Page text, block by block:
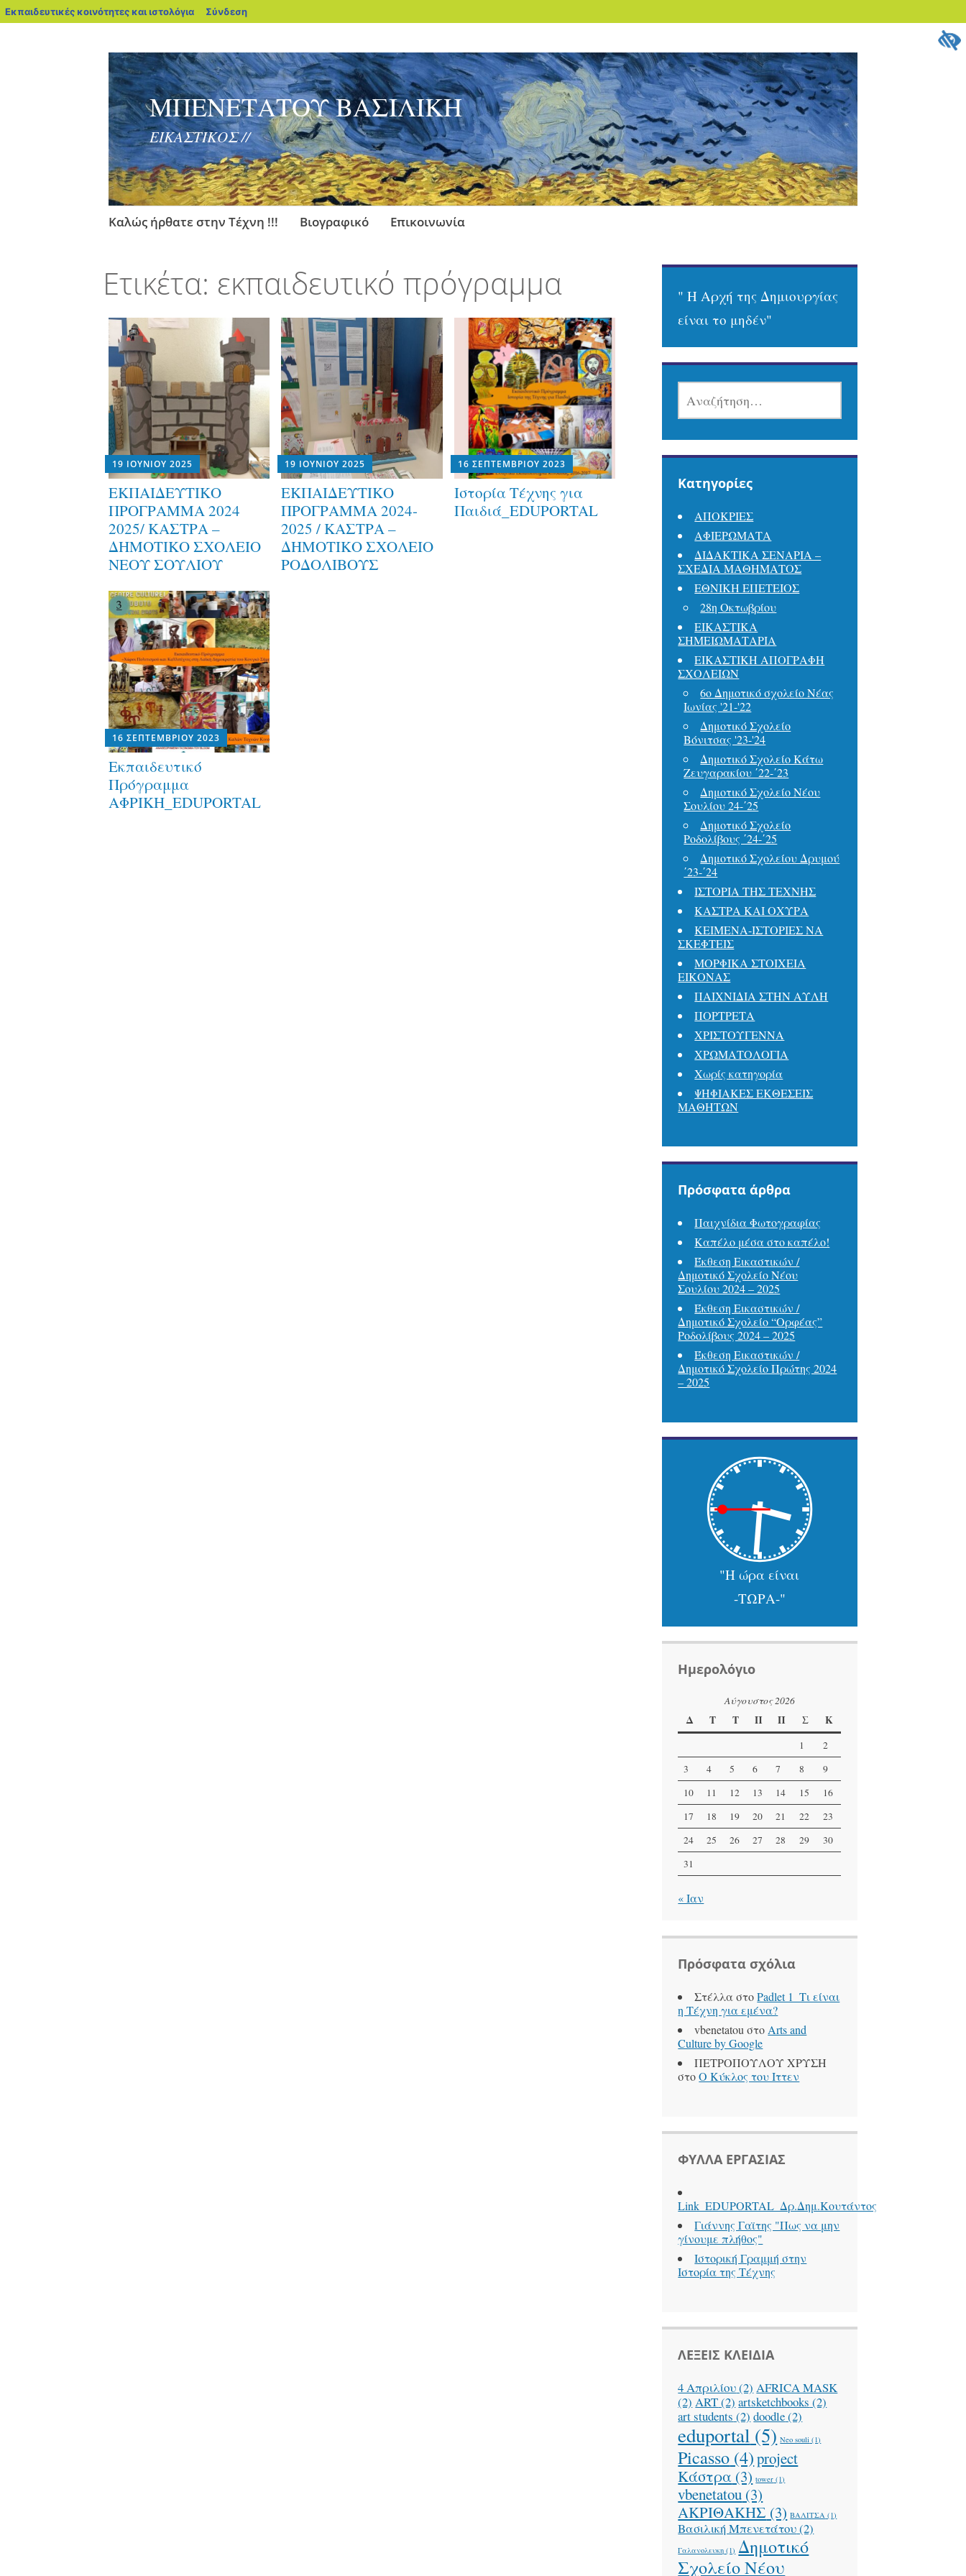
Εκπαιδευτικές κοινότητες και ιστολόγια blogs.sch.gr
Σύνδεση
ΜΠΕΝΕΤΑΤΟΥ ΒΑΣΙΛΙΚΗ
ΕΙΚΑΣΤΙΚΟΣ //
Μετάβαση
Καλώς ήρθατε στην Τέχνη !!! Βιογραφικό Επικοινωνία
Ετικέτα: εκπαιδευτικό πρόγραμμα
19 ΙΟΥΝΊΟΥ 2025
ΕΚΠΑΙΔΕΥΤΙΚΟ
ΠΡΟΓΡΑΜΜΑ 2024
2025/ ΚΑΣΤΡΑ –
ΔΗΜΟΤΙΚΟ ΣΧΟΛΕΙΟ
ΝΕΟΥ ΣΟΥΛΙΟΥ
19 ΙΟΥΝΊΟΥ 2025
ΕΚΠΑΙΔΕΥΤΙΚΟ
ΠΡΟΓΡΑΜΜΑ 2024-
2025 / ΚΑΣΤΡΑ –
ΔΗΜΟΤΙΚΟ ΣΧΟΛΕΙΟ
ΡΟΔΟΛΙΒΟΥΣ
16 ΣΕΠΤΕΜΒΡΊΟΥ 2023
Ιστορία Τέχνης για
Παιδιά_EDUPORTAL
16 ΣΕΠΤΕΜΒΡΊΟΥ 2023
Εκπαιδευτικό
Πρόγραμμα
ΑΦΡΙΚΗ_EDUPORTAL
" Η Αρχή της Δημιουργίας
είναι το μηδέν"
ΓΙΑ:
Kατηγορίες
ΑΠΟΚΡΙΕΣ
ΑΦΙΕΡΩΜΑΤΑ
ΔΙΔΑΚΤΙΚΑ ΣΕΝΑΡΙΑ –
ΣΧΕΔΙΑ ΜΑΘΗΜΑΤΟΣ
ΕΘΝΙΚΗ ΕΠΕΤΕΙΟΣ
28η Οκτωβρίου
ΕΙΚΑΣΤΙΚΑ
ΣΗΜΕΙΩΜΑΤΑΡΙΑ
ΕΙΚΑΣΤΙΚΗ ΑΠΟΓΡΑΦΗ
ΣΧΟΛΕΙΩΝ
6ο Δημοτικό σχολείο Νέας
Ιωνίας '21-'22
Δημοτικό Σχολείο
Βόνιτσας '23-'24
Δημοτικό Σχολείο Κάτω
Ζευγαρακίου ΄22-΄23
Δημοτικό Σχολείο Νέου
Σουλίου 24-΄25
Δημοτικό Σχολείο
Ροδολίβους ΄24-΄25
Δημοτικό Σχολείου Δρυμού
΄23-΄24
ΙΣΤΟΡΙΑ ΤΗΣ ΤΕΧΝΗΣ
ΚΑΣΤΡΑ ΚΑΙ ΟΧΥΡΑ
ΚΕΙΜΕΝΑ-ΙΣΤΟΡΙΕΣ ΝΑ
ΣΚΕΦΤΕΙΣ
ΜΟΡΦΙΚΑ ΣΤΟΙΧΕΙΑ
ΕΙΚΟΝΑΣ
ΠΑΙΧΝΙΔΙΑ ΣΤΗΝ ΑΥΛΗ
ΠΟΡΤΡΕΤΑ
ΧΡΙΣΤΟΥΓΕΝΝΑ
ΧΡΩΜΑΤΟΛΟΓΙΑ
Χωρίς κατηγορία
ΨΗΦΙΑΚΕΣ ΕΚΘΕΣΕΙΣ
ΜΑΘΗΤΩΝ
Πρόσφατα άρθρα
Παιχνίδια Φωτογραφίας
Καπέλο μέσα στο καπέλο!
Έκθεση Εικαστικών /
Δημοτικό Σχολείο Νέου
Σουλίου 2024 – 2025
Έκθεση Εικαστικών /
Δημοτικό Σχολείο “Ορφέας”
Ροδολίβους 2024 – 2025
Έκθεση Εικαστικών /
Δημοτικό Σχολείο Πρώτης 2024
– 2025
"Η ώρα είναι
-ΤΩΡΑ-"
Ημερολόγιο
Αύγουστος 2026
Δ Τ Τ Π Π Σ Κ
1
2
3
4 5 6 7 8
9
10
11 12 13 14 15
16
17
18 19 20 21 22
23
24
25 26 27 28 29
30
31
« Ιαν
Πρόσφατα σχόλια
ΣτέλλαστοPadlet 1_Τι είναι
η Τέχνη για εμένα?
vbenetatou στο Arts and
Culture by Google
ΠΕΤΡΟΠΟΥΛΟΥ ΧΡΥΣΗ
στοΟ Κύκλος του Ιττεν
ΦΥΛΛΑ ΕΡΓΑΣΙΑΣ
Link_EDUPORTAL_Δρ.Δημ.Κουτάντος
Γιάννης Γαϊτης "Πως να μην
γίνουμε πλήθος"
Ιστορική Γραμμή στην
Ιστορία της Τέχνης
ΛΕΞΕΙΣ ΚΛΕΙΔΙΑ
4 Απριλίου(2) AFRICA MASK
(2) ART(2) artsketchbooks (2)
art students (2) doodle(2)
eduportal (5) Neo souli (1)
Picasso (4)project
Κάστρα (3) tower (1)
vbenetatou (3)
ΑΚΡΙΘΑΚΗΣ (3) ΒΑΛΙΤΣΑ (1)
Βασιλική Μπενετάτου(2)
Γαλανολευκη (1) Δημοτικό
Σχολείο Νέου